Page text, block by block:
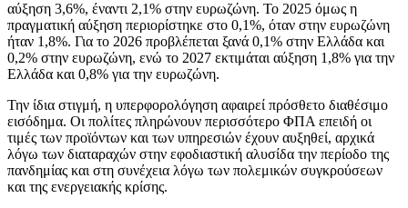
αύξηση 3,6%, έναντι 2,1% στην ευρωζώνη. Το 2025 όμως η
πραγματική αύξηση περιορίστηκε στο 0,1%, όταν στην ευρωζώνη
ήταν 1,8%. Για το 2026 προβλέπεται ξανά 0,1% στην Ελλάδα και
0,2% στην ευρωζώνη, ενώ το 2027 εκτιμάται αύξηση 1,8% για την
Ελλάδα και 0,8% για την ευρωζώνη.
Την ίδια στιγμή, η υπερφορολόγηση αφαιρεί πρόσθετο διαθέσιμο
εισόδημα. Οι πολίτες πληρώνουν περισσότερο ΦΠΑ επειδή οι
τιμές των προϊόντων και των υπηρεσιών έχουν αυξηθεί, αρχικά
λόγω των διαταραχών στην εφοδιαστική αλυσίδα την περίοδο της
πανδημίας και στη συνέχεια λόγω των πολεμικών συγκρούσεων
και της ενεργειακής κρίσης.